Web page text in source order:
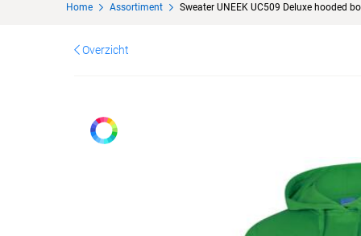
Home Assortiment Sweater UNEEK UC509 Deluxe hooded
Overzicht